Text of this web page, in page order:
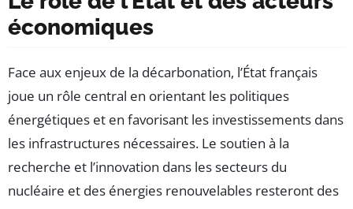
économiques
Face aux enjeux de la décarbonation, l’État français
joue un rôle central en orientant les politiques
énergétiques et en favorisant les investissements dans
les infrastructures nécessaires. Le soutien à la
recherche et l’innovation dans les secteurs du
nucléaire et des énergies renouvelables resteront des